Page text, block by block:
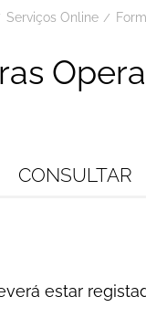
Serviços Online
CONSULTAR
estar